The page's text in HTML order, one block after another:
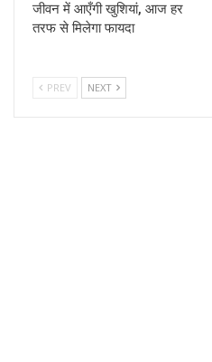
जीवन में आएँगी खुशियां, आज हर
तरफ से मिलेगा फायदा
PREV NEXT